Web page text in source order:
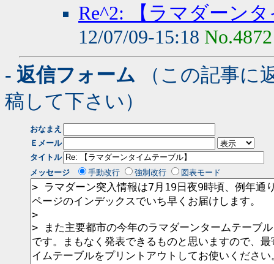
Re^2: 【ラマダーン
12/07/09-15:18 No.4872
- 返信フォーム （この記事に
稿して下さい）
おなまえ
Ｅメール
タイトル
メッセージ
手動改行 強制改行 図表モード